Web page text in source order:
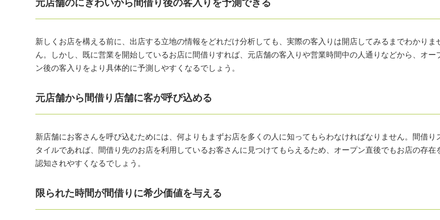
元店舗のにぎわいから間借り後の客入りを予測できる
新しくお店を構える前に、出店する立地の情報をどれだけ分析しても、実際の客入りは開店してみるまでわかりま
ん。しかし、既に営業を開始しているお店に間借りすれば、元店舗の客入りや営業時間中の人通りなどから、オー
ン後の客入りをより具体的に予測しやすくなるでしょう。
元店舗から間借り店舗に客が呼び込める
新店舗にお客さんを呼び込むためには、何よりもまずお店を多くの人に知ってもらわなければなりません。間借り
タイルであれば、間借り先のお店を利用しているお客さんに見つけてもらえるため、オープン直後でもお店の存在
認知されやすくなるでしょう。
限られた時間が間借りに希少価値を与える